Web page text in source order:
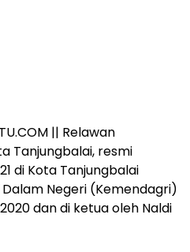
|| Relawan
Tanjungbalai, resmi
di Kota Tanjungbalai
Negeri (Kemendagri)
dan di ketua oleh Naldi